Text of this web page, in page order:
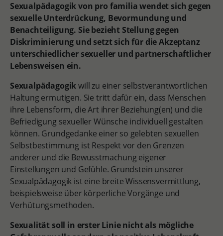
Sexualpädagogik von pro familia wendet sich gegen
sexuelle Unterdrückung, Bevormundung und
Benachteiligung. Sie bezieht Stellung gegen
Diskriminierung und setzt sich für die Akzeptanz
unterschiedlicher sexueller und partnerschaftlicher
Lebensweisen ein.
Sexualpädagogikwill zu einer selbstverantwortlichen
Haltung ermutigen. Sie tritt dafür ein, dass Menschen
ihre Lebensform, die Art ihrer Beziehung(en) und die
Befriedigung sexueller Wünsche individuell gestalten
können. Grundgedanke einer so gelebten sexuellen
Selbstbestimmung ist Respekt vor den Grenzen
anderer und die Bewusstmachung eigener
Einstellungen und Gefühle. Grundstein unserer
Sexualpädagogik ist eine breite Wissensvermittlung,
beispielsweise über körperliche Vorgänge und
Verhütungsmethoden.
Sexualität soll in erster Linie nicht als mögliche